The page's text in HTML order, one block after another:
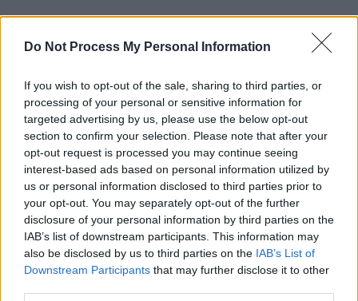
Do Not Process My Personal Information
If you wish to opt-out of the sale, sharing to third parties, or
processing of your personal or sensitive information for
targeted advertising by us, please use the below opt-out
section to confirm your selection. Please note that after your
opt-out request is processed you may continue seeing
interest-based ads based on personal information utilized by
us or personal information disclosed to third parties prior to
your opt-out. You may separately opt-out of the further
disclosure of your personal information by third parties on the
IAB’s list of downstream participants. This information may
also be disclosed by us to third parties on the IAB’s List of
Downstream Participants that may further disclose it to other
Alle Sender